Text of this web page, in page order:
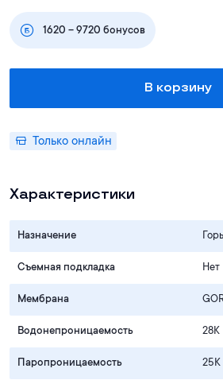
1620 – 9720 бонусов
В корзину
Только онлайн
Характеристики
Назначение
Съемная подкладка Нет
Мембрана
Водонепроницаемость 28К
Паропроницаемость 25К